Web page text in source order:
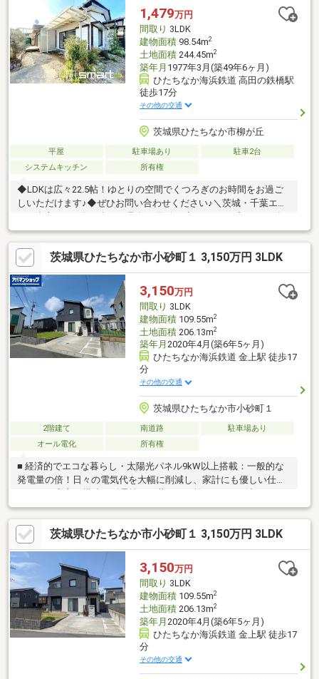
1,479万円
間取り 3LDK
建物面積98.54m2
土地面積244.45m2
築年月 1977年3月(築49年6ヶ月)
ひたちなか海浜鉄道 高田の鉄橋駅
徒歩17分
その他の交通
茨城県ひたちなか市柳が丘
平屋 駐車場あり
駐車2台
システムキッチン
所有権
◆LDKは広々22.5帖！ゆとりの空間でくつろぎのお時間をお過ご
しいただけます♪◆ぜひお問い合わせください♪＼茨城・千葉エリ
アを中心に３万軒を超える取扱い物件／◆スマートプラスでは幅
広いエリアで豊富な物件をご紹介可能♪◆お客様のご希望に沿う
お住まいも弊社ならきっと見つかります！＼住宅ローンならお任
せください！最適な金融機関をご紹介いたします♪／◆借入があ
る・転職したて・過去に金融事故があった・他社様でダメだっ
た・・・◆スマートプラスにぜひ一度ご相談ください！通過実績
多数ございます♪＼お客様のご都合に合わせてご見学可能！送り迎
えもご相談ください♪／
茨城県ひたちなか市小砂町１ 3,150万円 3LDK
3,150万円
間取り 3LDK
建物面積109.55m2
土地面積206.13m2
築年月 2020年4月(築6年5ヶ月)
ひたちなか海浜鉄道 金上駅 徒歩17
分
その他の交通
茨城県ひたちなか市小砂町１
2階建て 南道路
駐車場あり
オール電化
所有権
■ 経済的でエコな暮らし・太陽光パネル9kW以上搭載：一般的な
発電量の倍！日々の電気代を大幅に削減し、家計にも優しい仕様
般的な2×4よりも強固な構造で耐震性を確保。 構造計算済みで長
期優良住宅に対応しています。■ 生活利便性の高さ・小学校・中
学校、市役所、スーパー、駅など生活施設が充実し、日々の暮ら
しが快適。 ■ 在宅ワークや趣味の時間も充実・小さい書斎スペー
スあり：テレワークや趣味の作業にも最適。 ■ 家族みんなが楽し
める庭付き・十分な広さの庭付きで、子どもの遊び場やBBQにも
ぴったり。
茨城県ひたちなか市小砂町１ 3,150万円 3LDK
3,150万円
間取り 3LDK
建物面積109.55m2
土地面積206.13m2
築年月 2020年4月(築6年5ヶ月)
ひたちなか海浜鉄道 金上駅 徒歩17
分
その他の交通